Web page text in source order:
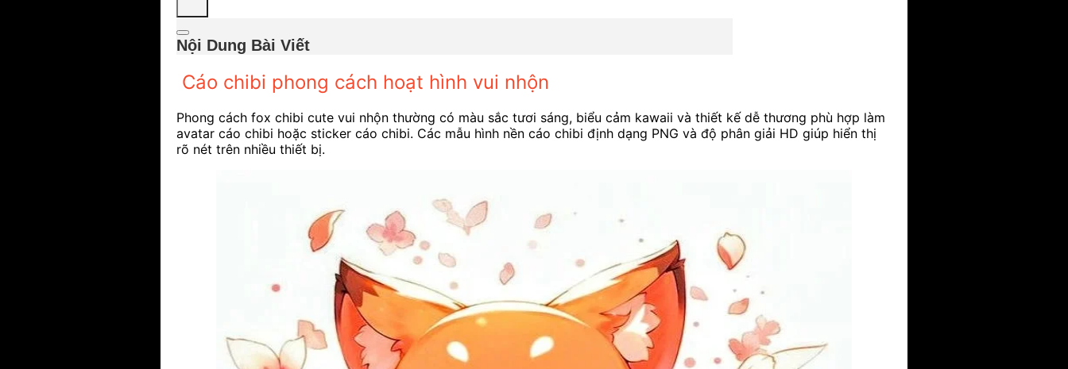
Nội Dung Bài Viết
Cáo chibi phong cách hoạt hình vui nhộn
Phong cách fox chibi cute vui nhộn thường có màu sắc tươi sáng, biểu cảm kawaii và thiết kế dễ thương phù hợp làm
avatar cáo chibi hoặc sticker cáo chibi. Các mẫu hình nền cáo chibi định dạng PNG và độ phân giải HD giúp hiển thị
rõ nét trên nhiều thiết bị.